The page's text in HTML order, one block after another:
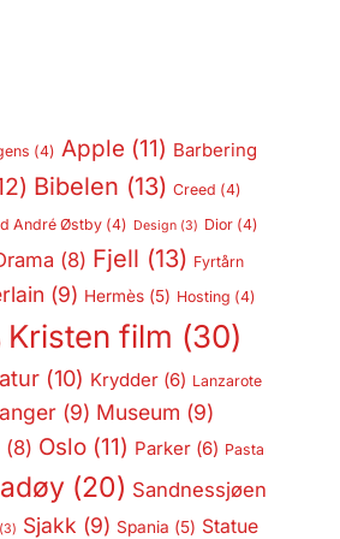
(4) Apple (11) Barbering
Bibelen (13) Creed (4)
André Østby(4) Design(3) Dior(4)
(8) Fjell (13) Fyrtårn
(9) Hermès(5) Hosting (4)
Kristen film (30)
(10) Krydder(6) Lanzarote
(9) Museum (9)
(8) Oslo(11) Parker(6) Pasta
(20) Sandnessjøen
Sjakk (9) Spania (5) Statue